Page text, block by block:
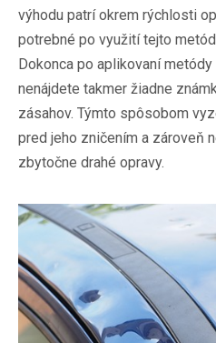
výhodu patrí okrem rýchlosti
potrebné po využití tejto
Dokonca po aplikovaní
nenájdete takmer žiadne
zásahov. Týmto spôsobom
pred jeho zničením a zároveň
zbytočne drahé opravy.